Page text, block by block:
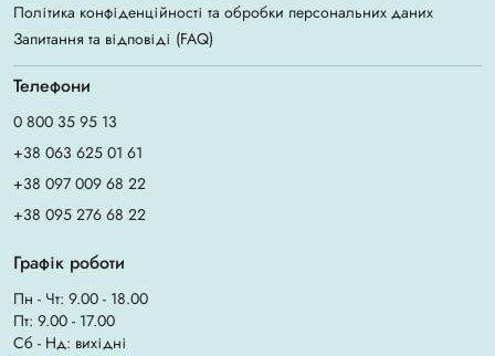
Політика конфіденційності та обробки персональних даних
Запитання та відповіді (FAQ)
Телефони
0 800 35 95 13
+38 063 625 01 61
+38 097 009 68 22
+38 095 276 68 22
Графік роботи
Пн - Чт: 9.00 - 18.00
Пт: 9.00 - 17.00
Сб - Нд: вихідні